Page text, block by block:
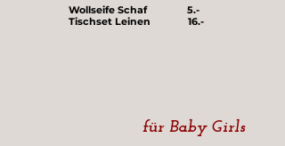
Wollseife Schaf 5.-
Tischset Leinen 16.-
für Baby Girls